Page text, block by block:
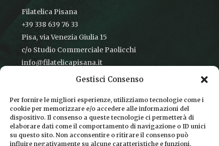
Gestisci Consenso
Per fornire le migliori esperienze, utilizziamo tecnologie come i
cookie per memorizzare e/o accedere alle informazioni del
dispositivo. Il consenso a queste tecnologie ci permetterà di
elaborare dati come il comportamento di navigazione o ID unici
su questo sito. Non acconsentire o ritirare il consenso può
influire negativamente su alcune caratteristiche e funzioni.
Filatelica Pisana
+39 338 639 76 33
Pisa, via Venezia Giulia 15
c/o Studio Commerciale Paolicchi
info@filatelicapisana.it
CONDIZIONI DI VENDITA
INFORMATIVA SULLA PRIVACY